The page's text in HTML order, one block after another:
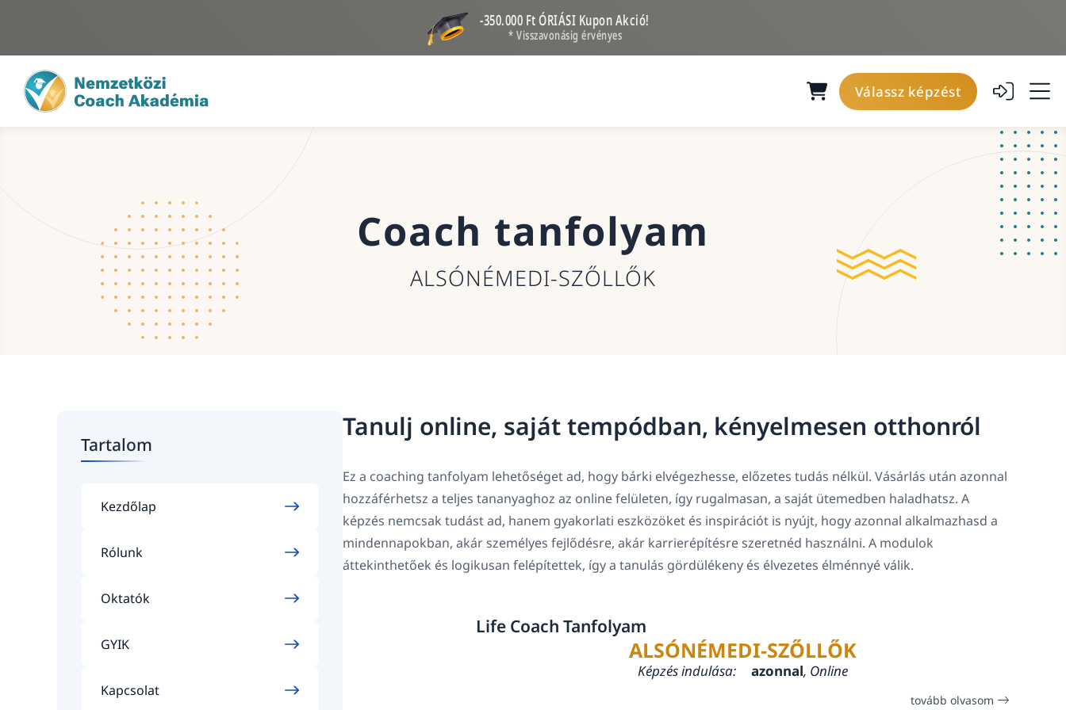
-350.000 Ft ÓRIÁSI Kupon Akció!
* Visszavonásig érvényes
Válassz képzést
Coach tanfolyam
ALSÓNÉMEDI-SZŐLLŐK
Tartalom
Kezdőlap
Rólunk
Oktatók
GYIK
Kapcsolat
Tanulj online, saját tempódban, kényelmesen otthonról
Ez a coaching tanfolyam lehetőséget ad, hogy bárki elvégezhesse, előzetes tudás nélkül. Vásárlás után azonnal
hozzáférhetsz a teljes tananyaghoz az online felületen, így rugalmasan, a saját ütemedben haladhatsz. A
képzés nemcsak tudást ad, hanem gyakorlati eszközöket és inspirációt is nyújt, hogy azonnal alkalmazhasd a
mindennapokban, akár személyes fejlődésre, akár karrierépítésre szeretnéd használni. A modulok
áttekinthetőek és logikusan felépítettek, így a tanulás gördülékeny és élvezetes élménnyé válik.
Life Coach Tanfolyam
ALSÓNÉMEDI-SZŐLLŐK
Képzés indulása: azonnal, Online
tovább olvasom